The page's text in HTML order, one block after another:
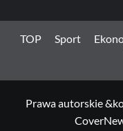
TOP Sport
Prawa autorskie